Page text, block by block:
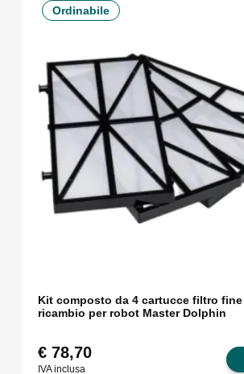
Ordinabile
Kit composto da 4 cartucce filtro fine
ricambio per robot Master Dolphin
€78,70
IVA inclusa